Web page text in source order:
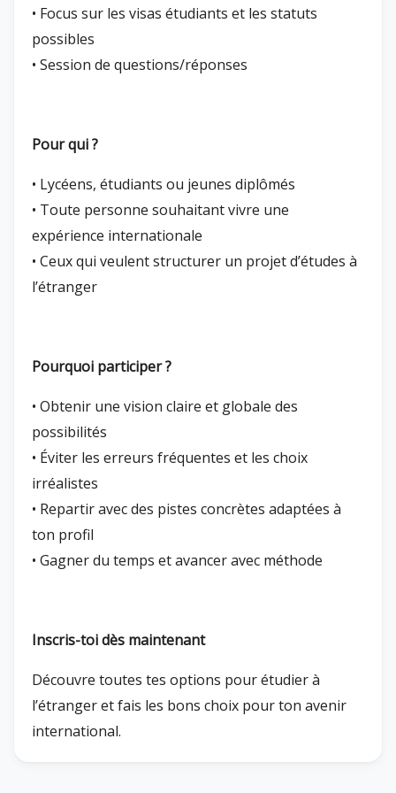
• Focus sur les visas étudiants et les statuts
possibles
• Session de questions/réponses
Pour qui ?
• Lycéens, étudiants ou jeunes diplômés
• Toute personne souhaitant vivre une
expérience internationale
• Ceux qui veulent structurer un projet d’études à
l’étranger
Pourquoi participer ?
• Obtenir une vision claire et globale des
possibilités
• Éviter les erreurs fréquentes et les choix
irréalistes
• Repartir avec des pistes concrètes adaptées à
ton profil
• Gagner du temps et avancer avec méthode
Inscris-toi dès maintenant
Découvre toutes tes options pour étudier à
l’étranger et fais les bons choix pour ton avenir
international.